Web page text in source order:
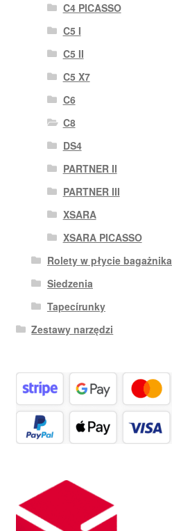
C4 PICASSO
C5 I
C5 II
C5 X7
C6
C8
DS4
PARTNER II
PARTNER III
XSARA
XSARA PICASSO
Rolety w płycie bagażnika
Siedzenia
Tapecírunky
Zestawy narzędzi